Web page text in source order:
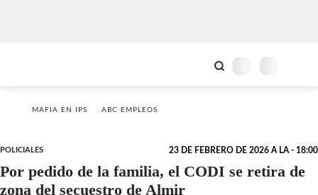
MAFIA EN IPS ABC EMPLEOS
POLICIALES 23 DE FEBRERO DE 2026 A LA - 18:00
Por pedido de la familia, el CODI se retira de
zona del secuestro de Almir